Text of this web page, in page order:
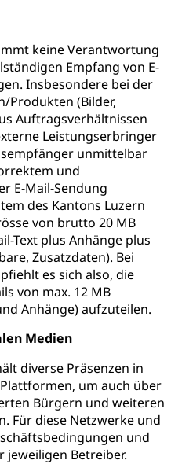
keine Verantwortung
Empfang von E-
Insbesondere bei der
Produkten (Bilder,
Auftragsverhältnissen
Leistungserbringer
unmittelbar
und
E-Mail-Sendung
des Kantons Luzern
von brutto 20 MB
Text plus Anhänge plus
Zusatzdaten). Bei
es sich also, die
von max. 12 MB
Anhänge) aufzuteilen.
Medien
diverse Präsenzen in
um auch über
Bürgern und weiteren
Für diese Netzwerke und
und
Betreiber.